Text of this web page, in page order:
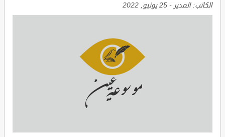
الكاتب:المدير - 25 يونيو, 2022